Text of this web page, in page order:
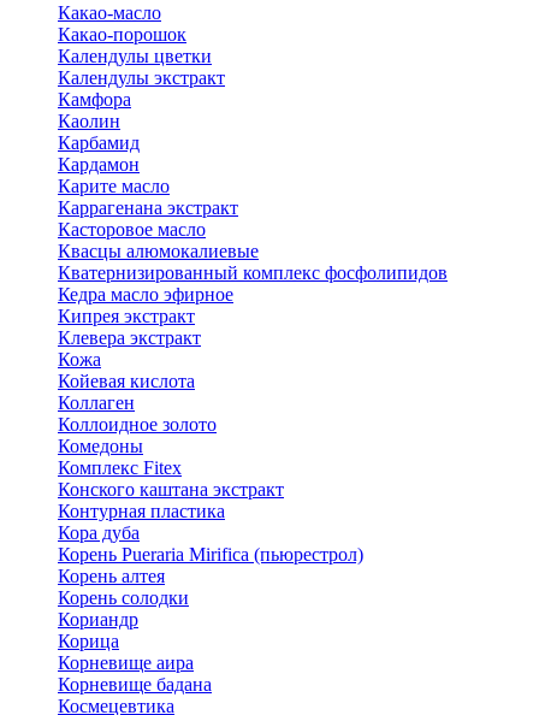
Какао-масло
Какао-порошок
Календулы цветки
Календулы экстракт
Камфора
Каолин
Карбамид
Кардамон
Карите масло
Каррагенана экстракт
Касторовое масло
Квасцы алюмокалиевые
Кватернизированный комплекс фосфолипидов
Кедра масло эфирное
Кипрея экстракт
Клевера экстракт
Кожа
Койевая кислота
Коллаген
Коллоидное золото
Комедоны
Комплекс Fitex
Конского каштана экстракт
Контурная пластика
Кора дуба
Корень Pueraria Mirifica (пьюрестрол)
Корень алтея
Корень солодки
Кориандр
Корица
Корневище аира
Корневище бадана
Космецевтика